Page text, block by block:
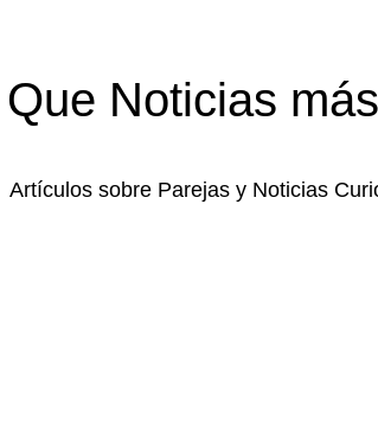
Que Noticias
Artículos sobre Parejas y Noticias